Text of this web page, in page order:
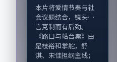
本片将爱情节奏与社
会议题结合，镜头语
言克制而有后劲。
《路口与站台票》由
是枝裕和掌舵，舒
淇、宋佳担纲主线；